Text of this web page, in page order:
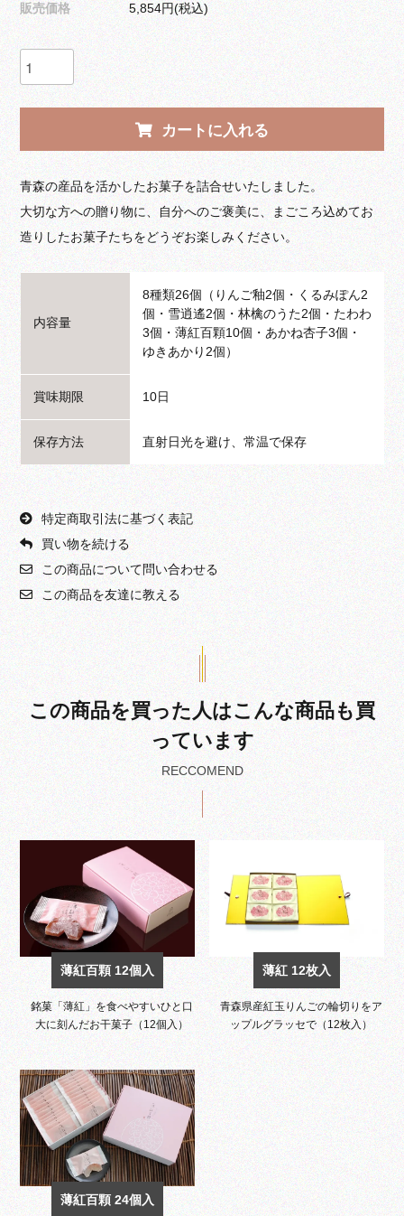
販売価格 5,854円(税込)
カートに入れる
青森の産品を活かしたお菓子を詰合せいたしました。
大切な方への贈り物に、自分へのご褒美に、まごころ込めてお
造りしたお菓子たちをどうぞお楽しみください。
内容量
8種類26個（りんご釉2個・くるみぽん2
個・雪逍遙2個・林檎のうた2個・たわわ
3個・薄紅百顆10個・あかね杏子3個・
ゆきあかり2個）
賞味期限 10日
保存方法 直射日光を避け、常温で保存
特定商取引法に基づく表記
買い物を続ける
この商品について問い合わせる
この商品を友達に教える
この商品を買った人はこんな商品も買
っています
RECCOMEND
薄紅百顆 12個入
銘菓「薄紅」を食べやすいひと口
大に刻んだお干菓子（12個入）
薄紅 12枚入
青森県産紅玉りんごの輪切りをア
ップルグラッセで（12枚入）
薄紅百顆 24個入